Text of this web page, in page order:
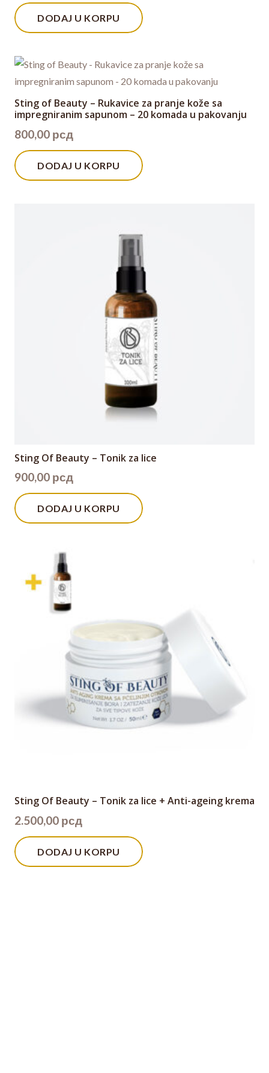
DODAJ U KORPU
Sting of Beauty – Rukavice za pranje kože sa
impregniranim sapunom – 20 komada u pakovanju
800,00 рсд
DODAJ U KORPU
Sting Of Beauty – Tonik za lice
900,00 рсд
DODAJ U KORPU
Sting Of Beauty – Tonik za lice + Anti-ageing krema
2.500,00 рсд
DODAJ U KORPU